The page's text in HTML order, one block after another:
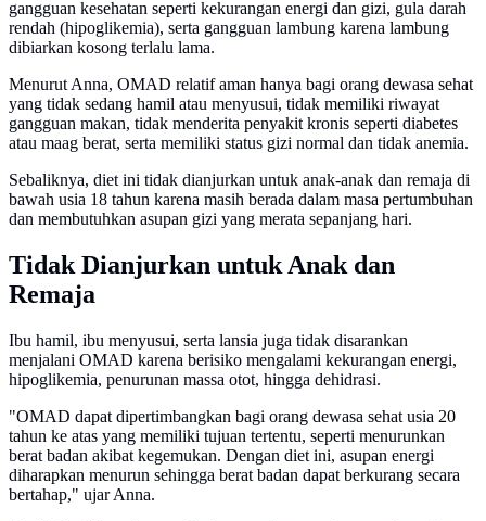
gangguan kesehatan seperti kekurangan energi dan gizi, gula darah
rendah (hipoglikemia), serta gangguan lambung karena lambung
dibiarkan kosong terlalu lama.
Menurut Anna, OMAD relatif aman hanya bagi orang dewasa sehat
yang tidak sedang hamil atau menyusui, tidak memiliki riwayat
gangguan makan, tidak menderita penyakit kronis seperti diabetes
atau maag berat, serta memiliki status gizi normal dan tidak anemia.
Sebaliknya, diet ini tidak dianjurkan untuk anak-anak dan remaja di
bawah usia 18 tahun karena masih berada dalam masa pertumbuhan
dan membutuhkan asupan gizi yang merata sepanjang hari.
Tidak Dianjurkan untuk Anak dan
Remaja
Ibu hamil, ibu menyusui, serta lansia juga tidak disarankan
menjalani OMAD karena berisiko mengalami kekurangan energi,
hipoglikemia, penurunan massa otot, hingga dehidrasi.
"OMAD dapat dipertimbangkan bagi orang dewasa sehat usia 20
tahun ke atas yang memiliki tujuan tertentu, seperti menurunkan
berat badan akibat kegemukan. Dengan diet ini, asupan energi
diharapkan menurun sehingga berat badan dapat berkurang secara
bertahap," ujar Anna.